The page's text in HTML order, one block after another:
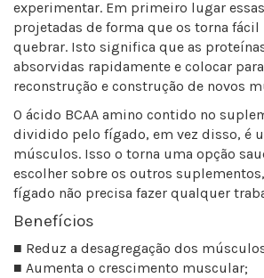
experimentar. Em primeiro lugar
projetadas de forma que os torna fácil
quebrar. Isto significa que as
absorvidas rapidamente e colocar
reconstrução e construção de novos
O ácido BCAA amino contido no
dividido pelo fígado, em vez disso, é
músculos. Isso o torna uma opção
escolher sobre os outros
fígado não precisa fazer qualquer
Benefícios
■ Reduz a desagregação dos
■ Aumenta o crescimento muscular;